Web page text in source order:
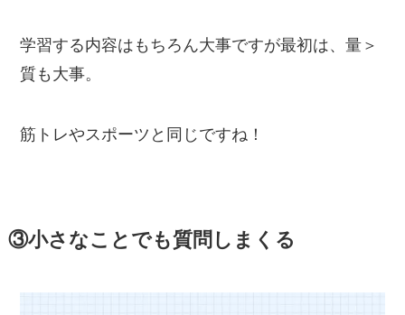
学習する内容はもちろん大事ですが最初は、量＞
質も大事。
筋トレやスポーツと同じですね！
③小さなことでも質問しまくる